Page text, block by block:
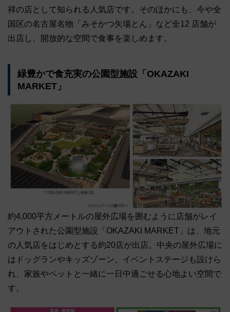
祥の店として知られる人気店です。そのほかにも、今や全
国区の名古屋名物「みそかつ矢場とん」など全12 店舗が
出店し、開放的な空間で食事を楽しめます。
緑豊かで食充実の公園型施設「OKAZAKI
MARKET」
約4,000平方メートルの屋外広場を囲むように店舗がレイ
アウトされた公園型施設「OKAZAKI MARKET」は、地元
の人気店をはじめとする約20店が出店。中央の屋外広場に
はドッグランやキッズゾーン、イベントステージも設けら
れ、家族やペットと一緒に一日中過ごせる心地よい空間で
す。